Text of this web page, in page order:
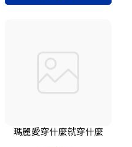
瑪麗愛穿什麼就穿什麼